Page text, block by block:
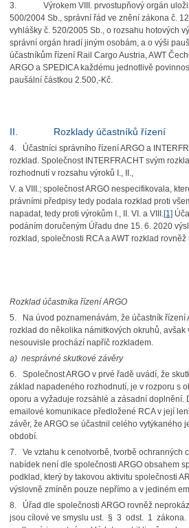
3. Výrokem VIII. prvostupňový orgán uložil
500/2004 Sb., správní řád ve znění zákona č.
vyhlášky č. 520/2005 Sb., o rozsahu hotových
správní orgán hradí jiným osobám, a o výši
účastníkům řízení Rail Cargo Austria, AWT
ARGO a SPEDICA každému jednotlivě
paušální částkou 2.500,-Kč.
II. Rozklady účastníků řízení
4. Účastníci správního řízení ARGO a
rozklad. Společnost INTERFRACHT svým
rozhodnutí v rozsahu výroků I., II.,
V. a VIII.; společnost ARGO nespecifikovala,
právními předpisy tedy podala rozklad proti
napadat, tedy proti výrokům I., II. VI. a VIII.[1]
podáním doručeným Úřadu dne 15. 6. 2020
rozklad, společnosti RCA a AWT rozklad rovněž
Rozklad účastníka řízení ARGO
5. Na úvod poznamenávám, že účastník řízení
rozklad do několika námitkových okruhů, avšak
nesouvisle prochází napříč rozkladem.
a) nesprávné skutkové závěry
6. Společnost ARGO v prvé řadě uvádí, že
základ napadeného rozhodnutí, je v rozporu s
oporu a vyžaduje rozsáhlé a zásadní doplnění.
emailové komunikace předložené RCA v její
závěr, že ARGO se účastnil celého vytýkaného
období.
7. Ve vztahu k cenotvorbě, tvorbě ochranných
nabídek není dle společnosti ARGO obsahem
podklad, který by takovou aktivitu společnosti
výslovně zmíněn pouze nepřímo a v jediném
8. Úřad dle společnosti ARGO rovněž
jsou cílové ve smyslu ust. § 3 odst. 1